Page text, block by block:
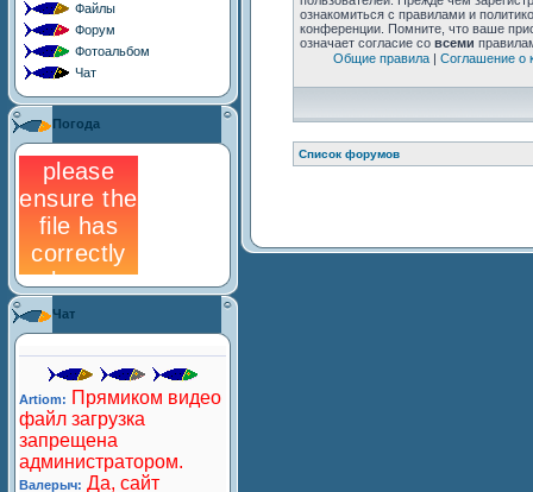
Файлы
Форум
Фотоальбом
Чат
Погода
Чат